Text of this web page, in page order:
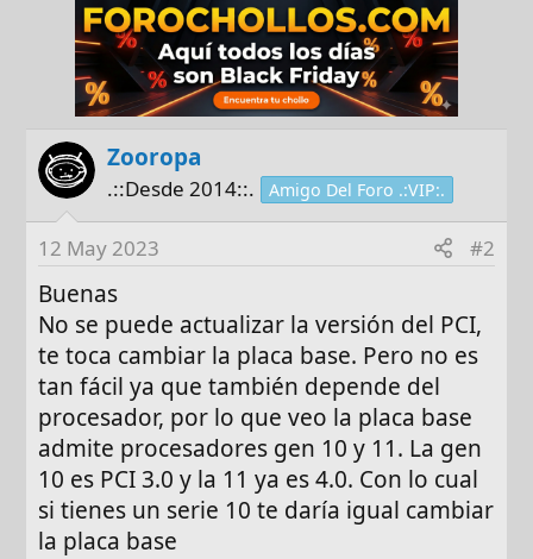
Zooropa
.::Desde 2014::. Amigo Del Foro .:VIP:.
12 May 2023 #2
Buenas
No se puede actualizar la versión del PCI,
te toca cambiar la placa base. Pero no es
tan fácil ya que también depende del
procesador, por lo que veo la placa base
admite procesadores gen 10 y 11. La gen
10 es PCI 3.0 y la 11 ya es 4.0. Con lo cual
si tienes un serie 10 te daría igual cambiar
la placa base